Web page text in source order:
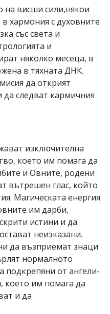
на висши сили,някои
хармония с духовните
със света и
и
няколко месеца, в
в тяхната ДНК.
да открият
следват кармичния
изключителна
което им помага да
и Овните, родени
вътрешен глас, който
Магическата енергия
им дарби,
истини и да
неизказани.
да възприемат знаци
нормалното
подкрепяни от ангели-
което им помага да
и да